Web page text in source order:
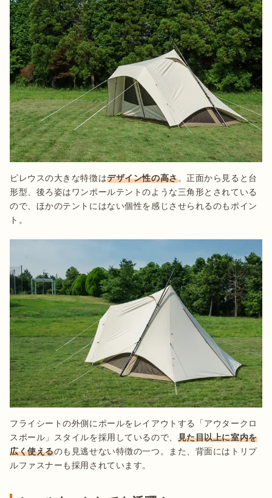
ピレウスの大きな特徴はデザイン性の高さ。正面から見ると台
形型、後ろ姿はワンポールテントのような三角形とされている
ので、ほかのテントにはない個性を感じさせられるのもポイン
ト。
フライシートの外側にポールをレイアウトする「アウタークロ
スポール」スタイルを採用しているので、 見た目以上に室内を
広く使えるのも見逃せない特徴の一つ。また、背面にはトリプ
ルファスナーも採用されています。